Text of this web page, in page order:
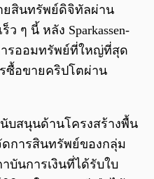
ยสินทรัพย์ดิจิทัลผ่าน
ๆ นี้ หลัง Sparkassen-
ารออมทรัพย์ที่ใหญ่ที่สุด
ซื้อขายคริปโตผ่าน
บสนุนด้านโครงสร้างพื้น
ดการสินทรัพย์ของกลุ่ม
าบันการเงินที่ได้รับใบ